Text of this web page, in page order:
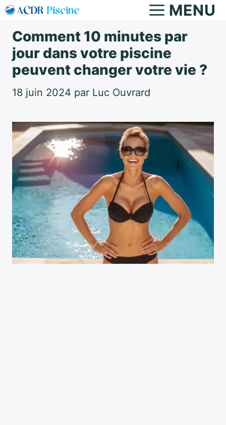
Aller
contenu
MENU
Comment 10 minutes par
jour dans votre piscine
peuvent changer votre vie ?
18 juin 2024 par Luc Ouvrard